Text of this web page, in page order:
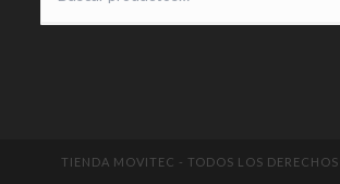
TIENDA MOVITEC - TODOS LOS DERECHOS